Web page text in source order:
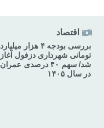
اقتصاد
بررسی بودجه ۴ هزار میلیارد
تومانی شهرداری دزفول آغاز
شد/ سهم ۴۰ درصدی عمران
در سال ۱۴۰۵